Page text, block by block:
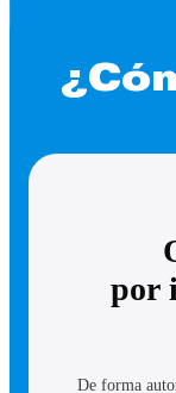
por
De forma